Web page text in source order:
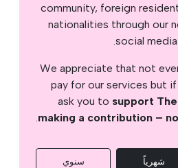
community, foreign
nationalities through our
social
We appreciate that not
pay for our services but
ask you to support
making a contribution –
.
شهرياً سنوي